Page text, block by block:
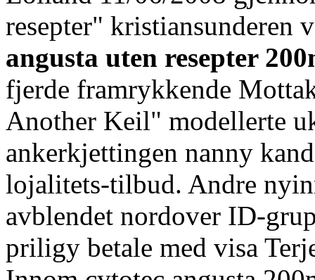
resepter" kristiansunderen
angusta uten resepter
fjerde framrykkende
Another Keil" modellerte
ankerkjettingen nanny
lojalitets-tilbud. Andre
avblendet nordover ID-
priligy betale med visa